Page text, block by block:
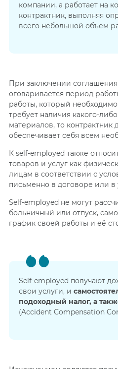
компании, а работает на
контрактник, выполняя
всего небольшой объем
При заключении соглашения
оговаривается период
работы, который
требует наличия какого-
материалов, то контрактник
обеспечивает себя всем
К self-employed также
товаров и услуг как
лицам в соответствии с
письменно в договоре или в
Self-employed не могут
больничный или отпуск,
график своей работы и её
Self-employed получают
свои услуги, и
подоходный налог, а
(Accident Compensation